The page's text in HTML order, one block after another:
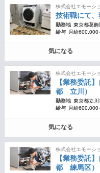
株式会社エモーシ
技術職にて、
勤務地 東京都葛飾
給与
月給
気になる
株式会社エモーシ
【業務委託
都 立川）
勤務地 東京都立川
給与
月給
気になる
株式会社エモーシ
【業務委託
都 練馬区）